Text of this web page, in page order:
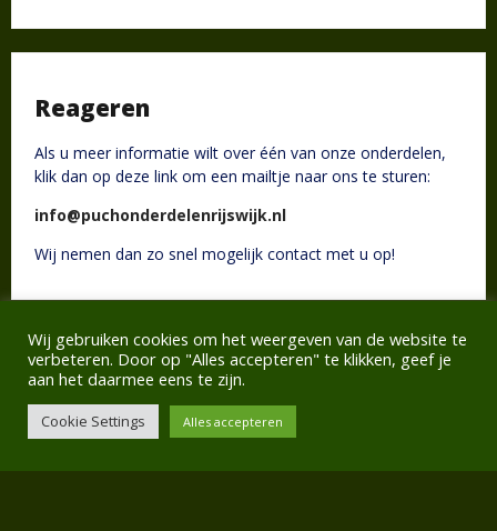
Reageren
Als u meer informatie wilt over één van onze onderdelen,
klik dan op deze link om een mailtje naar ons te sturen:
info@puchonderdelenrijswijk.nl
Wij nemen dan zo snel mogelijk contact met u op!
Wij gebruiken cookies om het weergeven van de website te
verbeteren. Door op "Alles accepteren" te klikken, geef je
aan het daarmee eens te zijn.
Cookie Settings Alles accepteren